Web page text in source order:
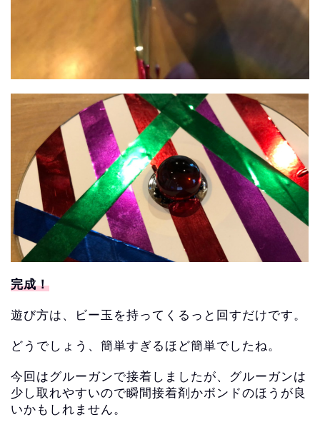
完成！
遊び方は、ビー玉を持ってくるっと回すだけです。
どうでしょう、簡単すぎるほど簡単でしたね。
今回はグルーガンで接着しましたが、グルーガンは
少し取れやすいので瞬間接着剤かボンドのほうが良
いかもしれません。